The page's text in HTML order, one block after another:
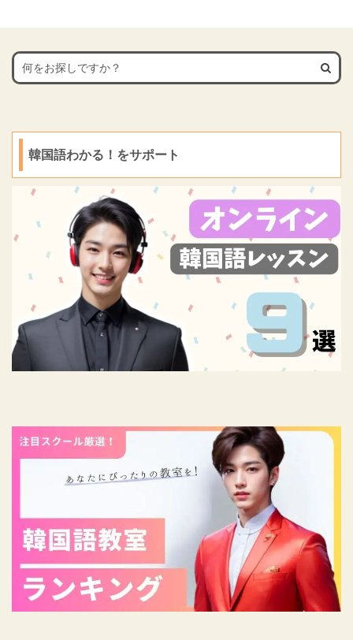
７．천천히 걷자（チョン
最後まで読み進めると理
解も深まりますので、ぜ
ひご覧ください。
ひご覧ください。
韓国語わかる！をサポート